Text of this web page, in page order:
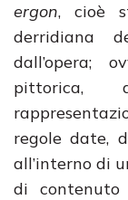
ergon, cioè
derridiana
dall’opera;
pittorica,
regole date,
all’interno di
di